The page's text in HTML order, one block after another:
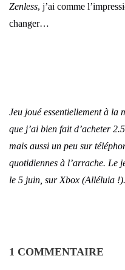
Zenless, j’ai comme
changer…
Jeu joué essentiellement à la
que j’ai bien fait d’acheter
mais aussi un peu sur
quotidiennes à l’arrache. Le
le 5 juin, sur Xbox (Alléluia !).
1 COMMENTAIRE